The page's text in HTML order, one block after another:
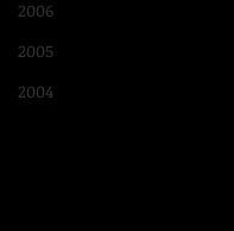
2006
2005
2004